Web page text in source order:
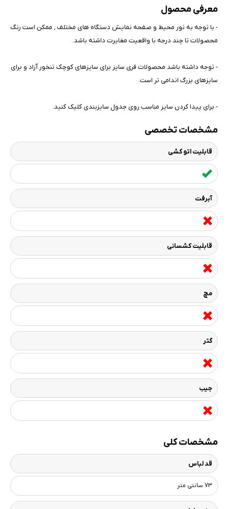
معرفی محصول
- با توجه به نور محیط و صفحه نمایش دستگاه های مختلف , ممکن است رنگ
محصولات تا چند درجه با واقعیت مغایرت داشته باشد.
- توجه داشته باشد محصولات فری سایز برای سایزهای کوچک تنخور آزاد و برای
سایزهای بزرگ اندامی تر است.
- برای پیدا کردن سایز مناسب روی جدول سایزبندی کلیک کنید.
مشخصات تخصصی
قابلیت اتو کشی
آبرفت
قابلیت کشسانی
مچ
گتر
جیب
مشخصات کلی
قد لباس
73 سانتی متر